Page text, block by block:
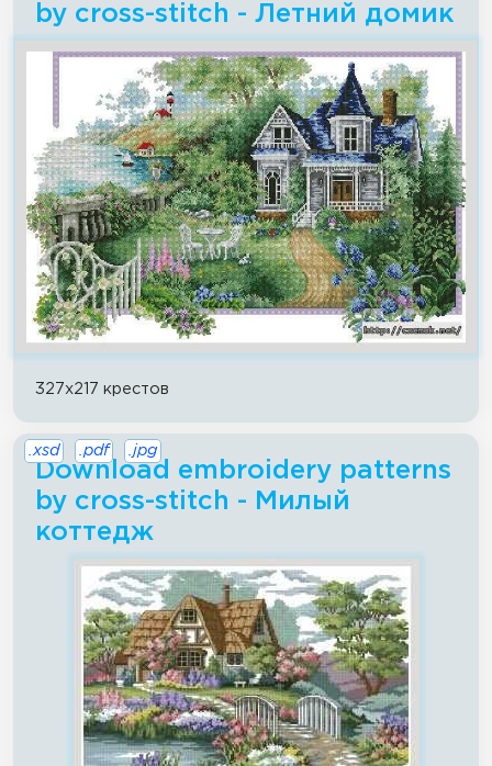
by cross-stitch - Летний домик
327x217 крестов
Download embroidery patterns
by cross-stitch - Милый
коттедж
.xsd .pdf .jpg